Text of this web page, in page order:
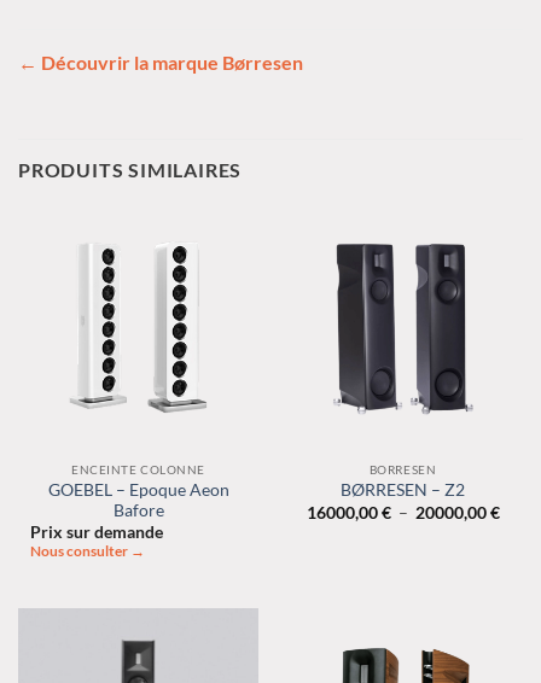
← Découvrir la marque Børresen
PRODUITS SIMILAIRES
ENCEINTE COLONNE
GOEBEL – Epoque Aeon
Bafore
Prix sur demande
Nous consulter →
BORRESEN
BØRRESEN – Z2
16000,00€ – 20000,00€Plage